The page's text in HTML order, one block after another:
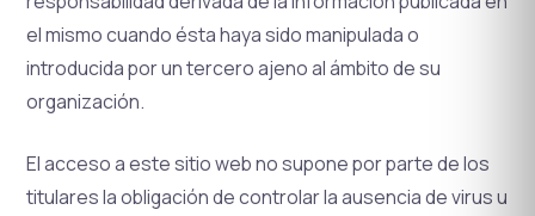
el mismo cuando ésta haya sido manipulada o
introducida por un tercero ajeno al ámbito de su
organización.
El acceso a este sitio web no supone por parte de los
titulares la obligación de controlar la ausencia de virus u